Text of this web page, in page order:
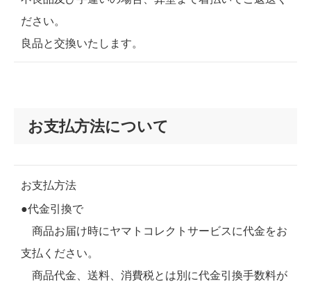
ださい。
良品と交換いたします。
お支払方法について
お支払方法
●代金引換で
商品お届け時にヤマトコレクトサービスに代金をお
支払ください。
商品代金、送料、消費税とは別に代金引換手数料が